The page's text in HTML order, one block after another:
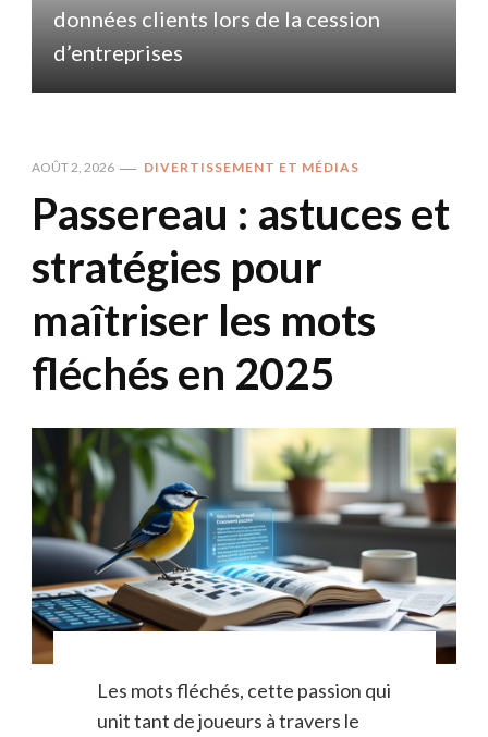
données clients lors de la cession
d’entreprises
AOÛT 2, 2026 DIVERTISSEMENT ET MÉDIAS
Passereau : astuces et
stratégies pour
maîtriser les mots
fléchés en 2025
Les mots fléchés, cette passion qui
unit tant de joueurs à travers le